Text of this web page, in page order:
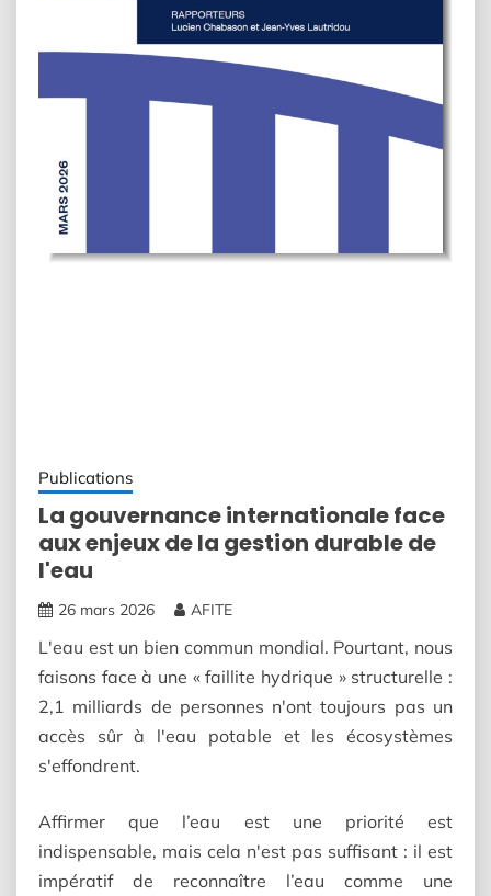
Publications
La gouvernance internationale face
aux enjeux de la gestion durable de
l'eau
26 mars 2026 AFITE
L'eau est un bien commun mondial. Pourtant, nous
faisons face à une « faillite hydrique » structurelle :
2,1 milliards de personnes n'ont toujours pas un
accès sûr à l'eau potable et les écosystèmes
s'effondrent.
Affirmer que l’eau est une priorité est
indispensable, mais cela n'est pas suffisant : il est
impératif de reconnaître l’eau comme une